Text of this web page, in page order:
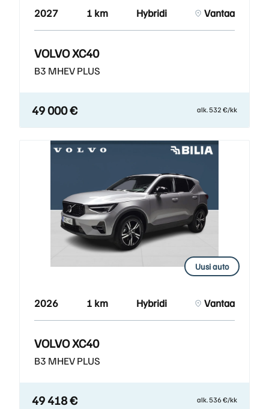
2027 1 km Hybridi Vantaa
VOLVO XC40
B3 MHEV PLUS
49 000 € alk. 532 €/kk
Uusi auto
2026 1 km Hybridi Vantaa
VOLVO XC40
B3 MHEV PLUS
49 418 € alk. 536 €/kk